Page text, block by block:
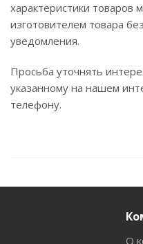
характеристики товаров
изготовителем товара
уведомления.
Просьба уточнять
указанному на нашем
телефону.
О